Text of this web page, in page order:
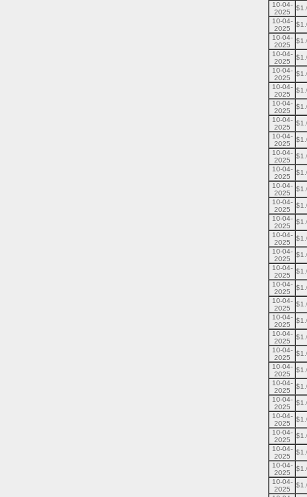
10-04-
2025
10-04-
2025
10-04-
2025
10-04-
2025
10-04-
2025
10-04-
2025
10-04-
2025
10-04-
2025
10-04-
2025
10-04-
2025
10-04-
2025
10-04-
2025
10-04-
2025
10-04-
2025
10-04-
2025
10-04-
2025
10-04-
2025
10-04-
2025
10-04-
2025
10-04-
2025
10-04-
2025
10-04-
2025
10-04-
2025
10-04-
2025
10-04-
2025
10-04-
2025
10-04-
2025
10-04-
2025
10-04-
2025
10-04-
2025